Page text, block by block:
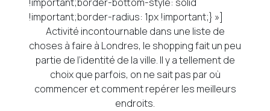
!important;border-radius: 1px !important;} »]
Activité incontournable dans une liste de
choses à faire à Londres, le shopping fait un peu
partie de l’identité de la ville. Il y a tellement de
choix que parfois, on ne sait pas par où
commencer et comment repérer les meilleurs
endroits.